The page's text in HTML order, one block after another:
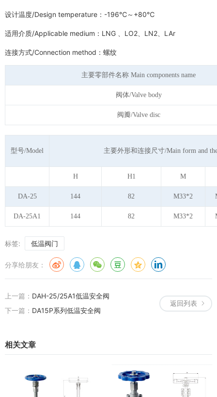
设计温度/Design temperature：-196℃～+80℃
适用介质/Applicable medium：LNG 、LO2、LN2、LAr
连接方式/Connection method：螺纹
主要零部件名称 Main components name
阀体/Valve body
阀瓣/Valve disc
型号/Model 主要外形和连接尺寸/Main form and
H H1 M
DA-25 144 82 M33*2
DA-25A1 144 82 M33*2
标签: 低温阀门
分享给朋友：
返回列表
上一篇： DAH-25/25A1低温安全阀
下一篇： DA15P系列低温安全阀
相关文章